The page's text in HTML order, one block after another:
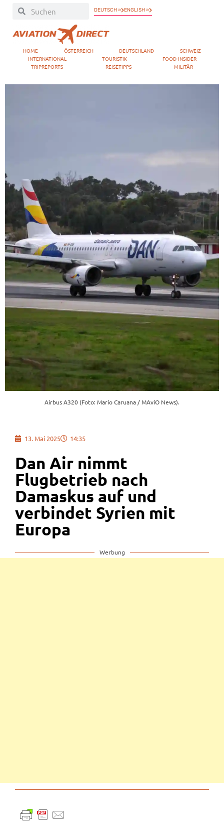
DEUTSCH » ENGLISH »
HOME ÖSTERREICH DEUTSCHLAND
SCHWEIZ
INTERNATIONAL
TOURISTIK
FOOD-INSIDER
TRIPREPORTS
REISETIPPS MILITÄR
Airbus A320 (Foto: Mario Caruana / MAviO News).
13. Mai 2025 14:35
Dan Air nimmt
Flugbetrieb nach
Damaskus auf und
verbindet Syrien mit
Europa
Werbung